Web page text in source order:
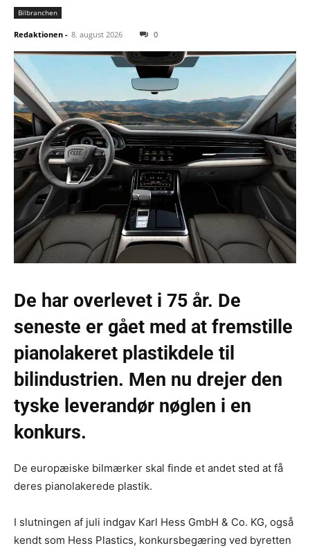
Bilbranchen
Redaktionen - 8. august 2026 0
De har overlevet i 75 år. De
seneste er gået med at fremstille
pianolakeret plastikdele til
bilindustrien. Men nu drejer den
tyske leverandør nøglen i en
konkurs.
De europæiske bilmærker skal finde et andet sted at få
deres pianolakerede plastik.
I slutningen af ​​juli indgav Karl Hess GmbH & Co. KG, også
kendt som Hess Plastics, konkursbegæring ved byretten